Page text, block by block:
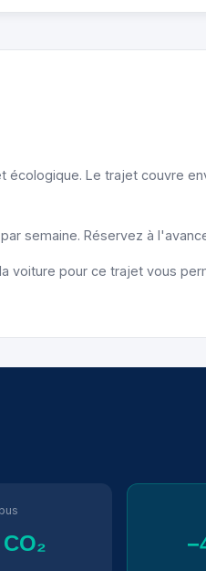
Le trajet couvre
semaine. Réservez à
voiture pour ce trajet vous